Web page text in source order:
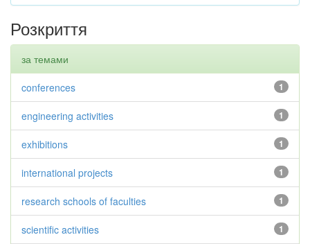
Розкриття
за темами
1
conferences
1
engineering activities
1
exhibitions
1
international projects
1
research schools of faculties
1
scientific activities